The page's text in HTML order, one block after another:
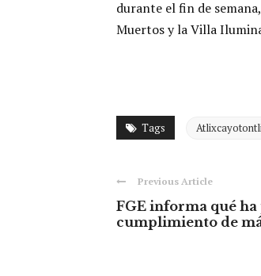
durante el fin de
Muertos y la Villa
Tags
Previous Article
FGE informa qué ha
cumplimiento de